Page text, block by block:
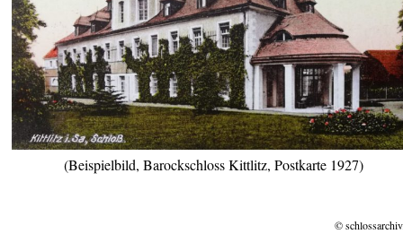
(Beispielbild, Barockschloss Kittlitz, Postkarte 1927)
©